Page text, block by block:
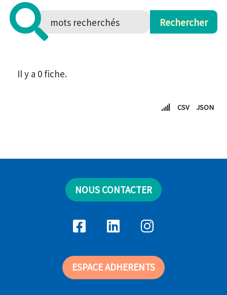
Il y a 0 fiche.
CSV JSON
NOUS CONTACTER
ESPACE ADHERENTS